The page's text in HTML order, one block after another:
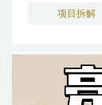
项目拆解